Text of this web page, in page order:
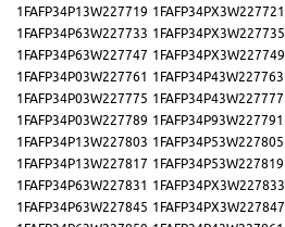
1FAFP34P13W227719 1FAFP34PX3W227721
1FAFP34P63W227733 1FAFP34PX3W227735
1FAFP34P63W227747 1FAFP34PX3W227749
1FAFP34P03W227761 1FAFP34P43W227763
1FAFP34P03W227775 1FAFP34P43W227777
1FAFP34P03W227789 1FAFP34P93W227791
1FAFP34P13W227803 1FAFP34P53W227805
1FAFP34P13W227817 1FAFP34P53W227819
1FAFP34P63W227831 1FAFP34PX3W227833
1FAFP34P63W227845 1FAFP34PX3W227847